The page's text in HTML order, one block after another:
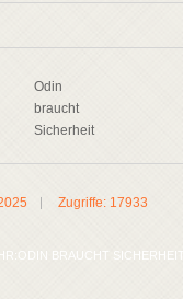
Odin
braucht
Sicherheit
Zugriffe: 17933
BRAUCHT SICHERHEIT